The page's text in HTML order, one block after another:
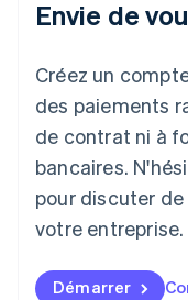
Envie de
Créez un
des paiements
de contrat ni à
bancaires.
pour discuter
votre entreprise.
Démarrer
日本語 English
English
Liechtenstein
Deutsch English
Lituanie
English
Luxembourg
FrançaisDeutsch
Malaisie
Malte
English